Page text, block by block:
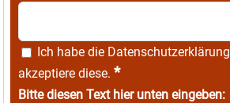
Ich habe die Datenschutzerklärung
akzeptiere diese. *
Bitte diesen Text hier unten eingeben: